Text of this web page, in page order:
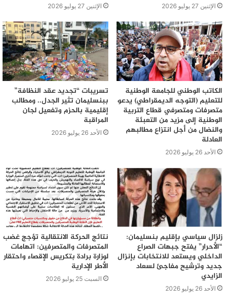
الإثنين 27 يوليو 2026 الإثنين 27 يوليو 2026
الكاتب الوطني للجامعة الوطنية
للتعليم (التوجه الديمقراطي) يدعو
متصرفات ومتصرفي قطاع التربية
الوطنية إلى مزيد من التعبئة
والنضال من أجل انتزاع مطالبهم
العادلة
الأحد 26 يوليو 2026
تسريبات “تجديد عقد النظافة”
ببنسليمان تثير الجدل.. ومطالب
إقليمية بالحزم وتفعيل لجان
المراقبة
الأحد 26 يوليو 2026
زلزال سياسي بإقليم بنسليمان:
“الأحرار” يفتح جبهات الصراع
الداخلي ويستعد للانتخابات بإنزال
جديد وترشيح مفاجئ لسعاد
الزايدي
الأحد 26 يوليو 2026
نتائج الحركة الانتقالية تؤجج غضب
المتصرفات والمتصرفين: اتهامات
لوزارة برادة بتكريس الإقصاء واحتقار
الأطر الإدارية
السبت 25 يوليو 2026